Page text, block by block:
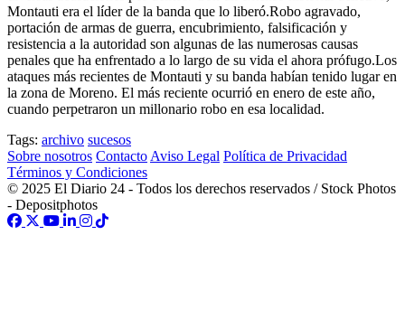
Montauti era el líder de la banda que lo liberó.Robo agravado,
portación de armas de guerra, encubrimiento, falsificación y
resistencia a la autoridad son algunas de las numerosas causas
penales que ha enfrentado a lo largo de su vida el ahora prófugo.Los
ataques más recientes de Montauti y su banda habían tenido lugar en
la zona de Moreno. El más reciente ocurrió en enero de este año,
cuando perpetraron un millonario robo en esa localidad.
Tags: archivo sucesos
Sobre nosotros Contacto Aviso Legal Política de Privacidad
Términos y Condiciones
© 2025 El Diario 24 - Todos los derechos reservados / Stock Photos
- Depositphotos